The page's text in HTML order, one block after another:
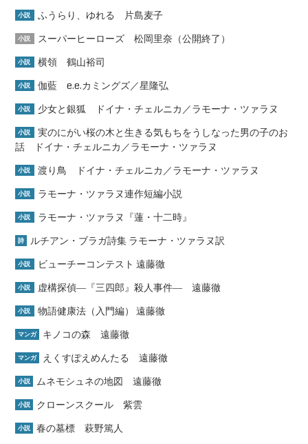
小説 ふうらり、ゆれる 片島麦子
小説 スーパーヒーローズ 松岡里奈（公開終了）
小説 横領 鶴山裕司
小説 伽藍 e.e.カミングズ／星隆弘
小説 少女と銀狐 ドイナ・チェルニカ／ラモーナ・ツァラヌ
小説
実のにがい桜の木と生きる気もちをうしなった男の子のお
話 ドイナ・チェルニカ／ラモーナ・ツァラヌ
小説 渡り鳥 ドイナ・チェルニカ／ラモーナ・ツァラヌ
小説 ラモーナ・ツァラヌ連作短編小説
小説 ラモーナ・ツァラヌ『蓮・十二時』
詩 ルチアン・ブラガ詩集 ラモーナ・ツァラヌ訳
小説 ビューチーコンテスト 遠藤徹
小説 虚構探偵―『三四郎』殺人事件― 遠藤徹
小説 物語健康法（入門編） 遠藤徹
マンガ キノコの森 遠藤徹
マンガ えくすぽえめんたる 遠藤徹
小説 ムネモシュネの地図 遠藤徹
小説 クローンスクール 紫雲
小説 春の墓標 萩野篤人